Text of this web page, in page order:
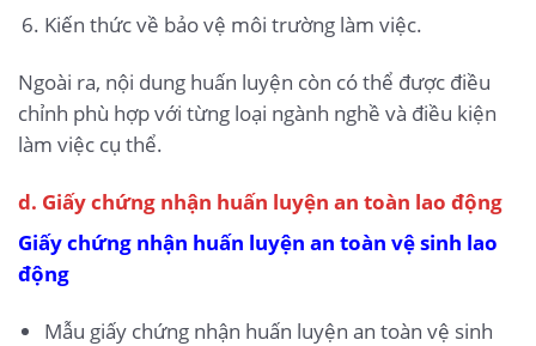
Kiến thức về bảo vệ môi trường làm việc.
Ngoài ra, nội dung huấn luyện còn có thể được điều
chỉnh phù hợp với từng loại ngành nghề và điều kiện
làm việc cụ thể.
d. Giấy chứng nhận huấn luyện an toàn lao động
Giấy chứng nhận huấn luyện an toàn vệ sinh lao
động
Mẫu giấy chứng nhận huấn luyện an toàn vệ sinh